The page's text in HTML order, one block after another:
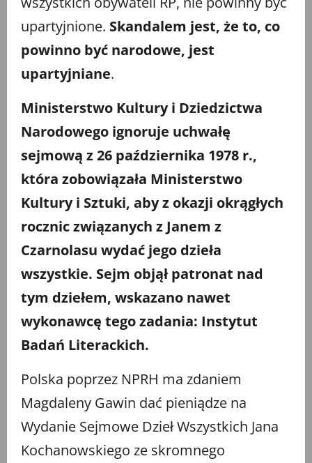
upartyjnione. Skandalem jest, że to, co
powinno być narodowe, jest
upartyjniane.
Ministerstwo Kultury i Dziedzictwa
Narodowego ignoruje uchwałę
sejmową z 26 października 1978 r.,
która zobowiązała Ministerstwo
Kultury i Sztuki, aby z okazji okrągłych
rocznic związanych z Janem z
Czarnolasu wydać jego dzieła
wszystkie. Sejm objął patronat nad
tym dziełem, wskazano nawet
wykonawcę tego zadania: Instytut
Badań Literackich.
Polska poprzez NPRH ma zdaniem
Magdaleny Gawin dać pieniądze na
Wydanie Sejmowe Dzieł Wszystkich Jana
Kochanowskiego ze skromnego